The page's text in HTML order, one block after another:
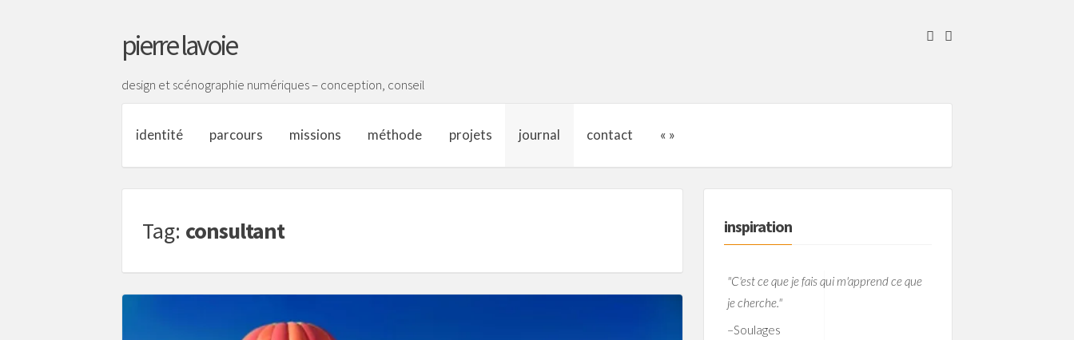
pierre lavoie
design et scénographie numériques – conception, conseil
identité parcours missions méthode projets journal contact « »
Tag: consultant inspiration
"C'est ce que je fais qui m'apprend ce que
je cherche."
–Soulages